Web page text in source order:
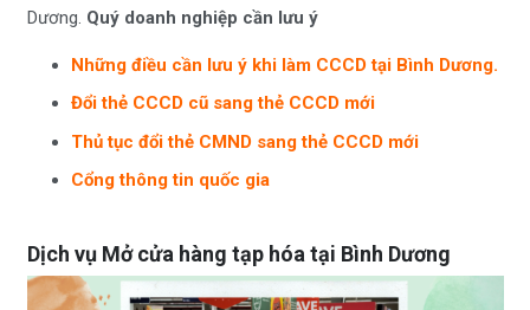
Dương. Quý doanh nghiệp cần lưu ý
Những điều cần lưu ý khi làm CCCD tại Bình Dương.
Đổi thẻ CCCD cũ sang thẻ CCCD mới
Thủ tục đổi thẻ CMND sang thẻ CCCD mới
Cổng thông tin quốc gia
Dịch vụ Mở cửa hàng tạp hóa tại Bình Dương